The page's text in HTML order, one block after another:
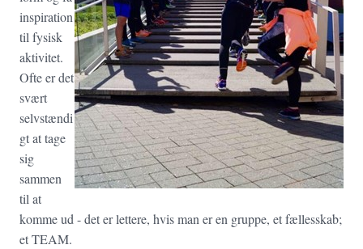
inspiration
til fysisk
aktivitet.
Ofte er det
svært
selvstændi
gt at tage
sig
sammen
til at
komme ud - det er lettere, hvis man er en gruppe, et fællesskab;
et TEAM.